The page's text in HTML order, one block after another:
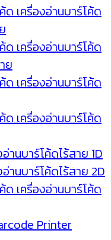
ด เครื่องอ่านบาร์โค้ด
ด เครื่องอ่านบาร์โค้ด
ย
ด เครื่องอ่านบาร์โค้ด
ด เครื่องอ่านบาร์โค้ด
านบาร์โค้ดไร้สาย 1D
อ่านบาร์โค้ดไร้สาย 2D
ด เครื่องอ่านบาร์โค้ด
Printer